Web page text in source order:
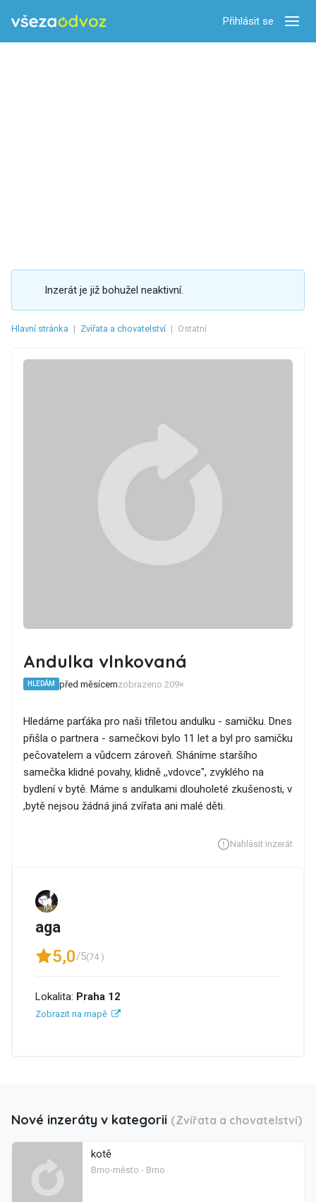
Přihlásit se
Inzerát je již bohužel neaktivní.
Hlavní stránka | Zvířata a chovatelství | Ostatní
Andulka vlnkovaná
HLEDÁM před měsícemzobrazeno 209×
Hledáme parťáka pro naši tříletou andulku - samičku. Dnes
přišla o partnera - samečkovi bylo 11 let a byl pro samičku
pečovatelem a vůdcem zároveň. Sháníme staršího
samečka klidné povahy, klidně ,,vdovce", zvyklého na
bydlení v bytě. Máme s andulkami dlouholeté zkušenosti, v
,bytě nejsou žádná jiná zvířata ani malé děti.
Nahlásit inzerát
aga
5,0/5(74 )
Lokalita: Praha 12
Zobrazit na mapě
Nové inzeráty v kategorii (Zvířata a chovatelství)
kotě
Brno-město - Brno